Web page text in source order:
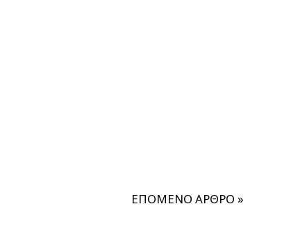
ΕΠΟΜΕΝΟ ΑΡΘΡΟ »